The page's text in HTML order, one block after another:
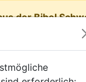
der Bibel